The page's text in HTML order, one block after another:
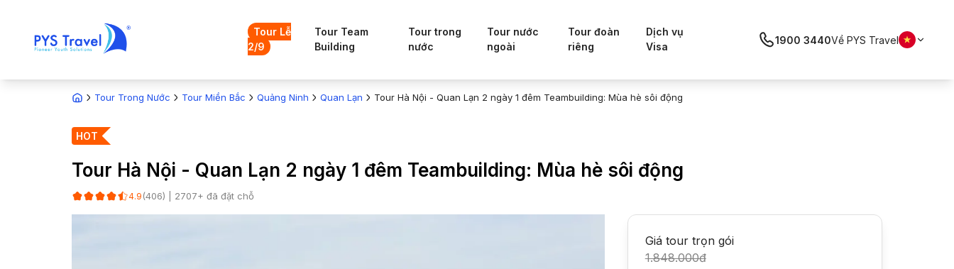
Tour Lễ
2/9
Tour Team
Building
Tour trong
nước
Tour nước
ngoài
Tour đoàn
riêng
Dịch vụ
Visa
1900 3440Về PYS Travel
Tour Trong Nước Tour Miền Bắc Quảng Ninh Quan Lạn Tour Hà Nội - Quan Lạn 2 ngày 1 đêm Teambuilding: Mùa hè sôi động
HOT
Tour Hà Nội - Quan Lạn 2 ngày 1 đêm Teambuilding: Mùa hè sôi động
4.9 (406) | 2707+ đã đặt chỗ
Giá tour trọn gói
1.848.000đ